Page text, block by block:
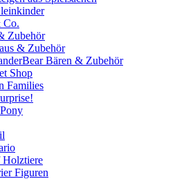
Co.
Zubehör
& Zubehör
Bären & Zubehör
Shop
Families
Holztiere
Figuren